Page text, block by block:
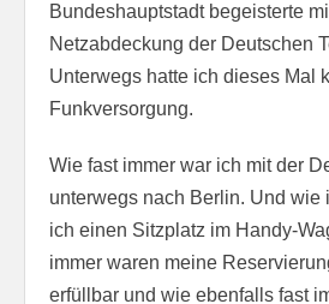
Bundeshauptstadt begeisterte
Netzabdeckung der Deutschen
Unterwegs hatte ich dieses Mal
Funkversorgung.
Wie fast immer war ich mit der
unterwegs nach Berlin. Und wie
ich einen Sitzplatz im Handy-
immer waren meine
erfüllbar und wie ebenfalls fast